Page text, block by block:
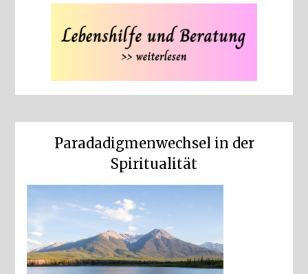
Paradadigmenwechsel in der
Spiritualität